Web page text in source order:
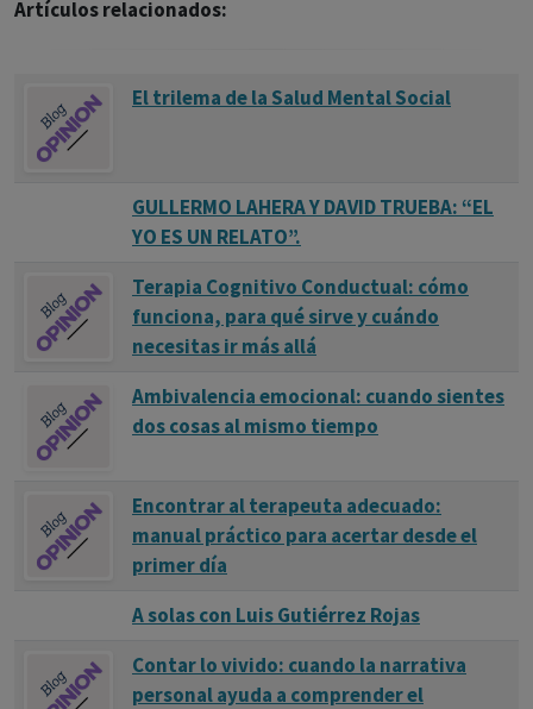
Artículos relacionados:
El trilema de la Salud Mental Social
GULLERMO LAHERA Y DAVID TRUEBA: “EL
YO ES UN RELATO”.
Terapia Cognitivo Conductual: cómo
funciona, para qué sirve y cuándo
necesitas ir más allá
Ambivalencia emocional: cuando sientes
dos cosas al mismo tiempo
Encontrar al terapeuta adecuado:
manual práctico para acertar desde el
primer día
A solas con Luis Gutiérrez Rojas
Contar lo vivido: cuando la narrativa
personal ayuda a comprender el